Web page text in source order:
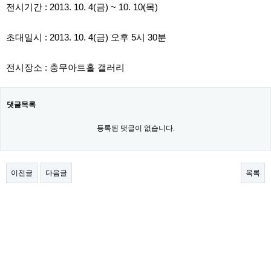
전시기간 : 2013. 10. 4(금) ~ 10. 10(목)
초대일시 : 2013. 10. 4(금) 오후 5시 30분
전시장소 : 충무아트홀 갤러리
댓글목록
등록된 댓글이 없습니다.
이전글 다음글 목록